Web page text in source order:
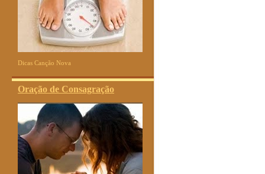
Dicas Canção Nova
Oração de Consagração